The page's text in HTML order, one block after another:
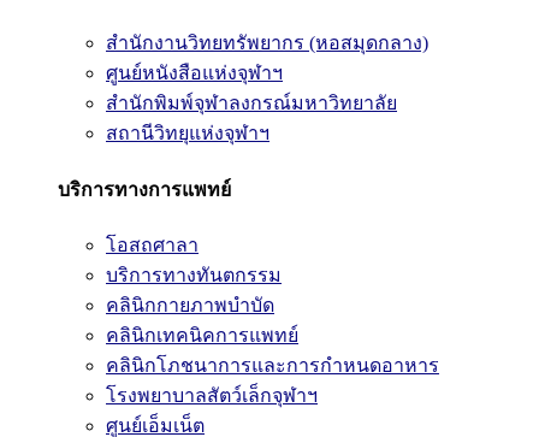
สำนักงานวิทยทรัพยากร (หอสมุดกลาง)
ศูนย์หนังสือแห่งจุฬาฯ
สำนักพิมพ์จุฬาลงกรณ์มหาวิทยาลัย
สถานีวิทยุแห่งจุฬาฯ
บริการทางการแพทย์
โอสถศาลา
บริการทางทันตกรรม
คลินิกกายภาพบำบัด
คลินิกเทคนิคการแพทย์
คลินิกโภชนาการและการกำหนดอาหาร
โรงพยาบาลสัตว์เล็กจุฬาฯ
ศูนย์เอ็มเน็ต